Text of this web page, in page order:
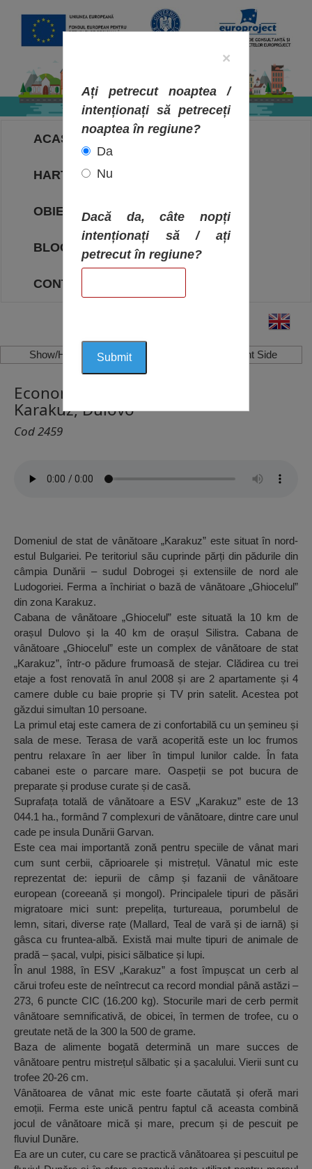
ACASA
HARTA OBIECTIVELOR
OBIECTIVE
BLOG
CONTACT
Show/Hide Left Side Show/Hide Right Side
Economie de Stat de Vânătoare
Karakuz, Dulovo
Cod 2459
Domeniul de stat de vânătoare „Karakuz” este situat în nord-
estul Bulgariei. Pe teritoriul său cuprinde părți din pădurile din
câmpia Dunării – sudul Dobrogei și extensiile de nord ale
Ludogoriei. Ferma a închiriat o bază de vânătoare „Ghiocelul”
din zona Karakuz.
Cabana de vânătoare „Ghiocelul” este situată la 10 km de
orașul Dulovo și la 40 km de orașul Silistra. Cabana de
vânătoare „Ghiocelul” este un complex de vânătoare de stat
„Karakuz”, într-o pădure frumoasă de stejar. Clădirea cu trei
etaje a fost renovată în anul 2008 și are 2 apartamente și 4
camere duble cu baie proprie și TV prin satelit. Acestea pot
găzdui simultan 10 persoane.
La primul etaj este camera de zi confortabilă cu un șemineu și
sala de mese. Terasa de vară acoperită este un loc frumos
pentru relaxare în aer liber în timpul lunilor calde. În fata
cabanei este o parcare mare. Oaspeții se pot bucura de
preparate și produse curate și de casă.
Suprafața totală de vânătoare a ESV „Karakuz” este de 13
044.1 ha., formând 7 complexuri de vânătoare, dintre care unul
cade pe insula Dunării Garvan.
Este cea mai importantă zonă pentru speciile de vânat mari
cum sunt cerbii, căprioarele și mistrețul. Vânatul mic este
reprezentat de: iepurii de câmp și fazanii de vânătoare
european (coreeană și mongol). Principalele tipuri de păsări
migratoare mici sunt: prepelița, turtureaua, porumbelul de
lemn, sitari, diverse rațe (Mallard, Teal de vară și de iarnă) și
gâsca cu fruntea-albă. Există mai multe tipuri de animale de
pradă – șacal, vulpi, pisici sălbatice și lupi.
În anul 1988, în ESV „Karakuz” a fost împușcat un cerb al
cărui trofeu este de neîntrecut ca record mondial până astăzi –
273, 6 puncte CIC (16.200 kg). Stocurile mari de cerb permit
vânătoare semnificativă, de obicei, în termen de trofee, cu o
greutate netă de la 300 la 500 de grame.
Baza de alimente bogată determină un mare succes de
vânătoare pentru mistrețul sălbatic și a șacalului. Vierii sunt cu
trofee 20-26 cm.
Vânătoarea de vânat mic este foarte căutată și oferă mari
emoții. Ferma este unică pentru faptul că aceasta combină
jocul de vânătoare mică și mare, precum și de pescuit pe
fluviul Dunăre.
Ea are un cuter, cu care se practică vânătoarea și pescuitul pe
×
Ați petrecut noaptea /
intenționați să petreceți
noaptea în regiune?
Da
Nu
Dacă da, câte nopți
intenționați să / ați
petrecut în regiune?